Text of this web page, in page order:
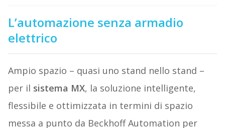
L’automazione senza armadio
elettrico
Ampio spazio – quasi uno stand nello stand –
per il sistema MX, la soluzione intelligente,
flessibile e ottimizzata in termini di spazio
messa a punto da Beckhoff Automation per